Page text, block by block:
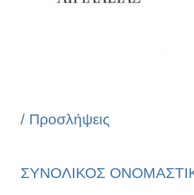
/ Προσλήψεις
ΣΥΝΟΛΙΚΟΣ